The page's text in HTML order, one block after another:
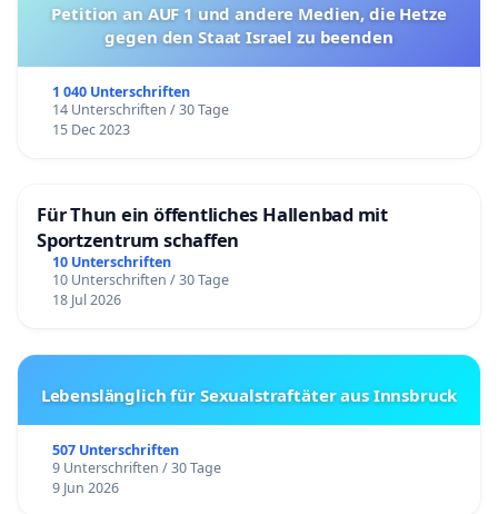
Petition an AUF 1 und andere Medien, die Hetze
gegen den Staat Israel zu beenden
1 040 Unterschriften
14 Unterschriften / 30 Tage
15 Dec 2023
Für Thun ein öffentliches Hallenbad mit
Sportzentrum schaffen
10 Unterschriften
10 Unterschriften / 30 Tage
18 Jul 2026
Lebenslänglich für Sexualstraftäter aus Innsbruck
507 Unterschriften
9 Unterschriften / 30 Tage
9 Jun 2026